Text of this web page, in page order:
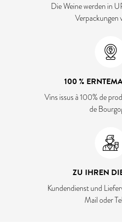
Die Weine werden in
Verpackungen
100 %
Vins issus à 100% de
de
ZU IHREN
Kundendienst und
Mail oder